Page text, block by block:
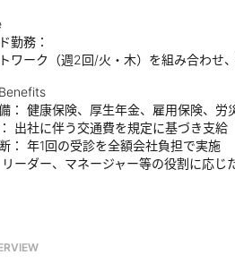
勤務：
ワーク（週2回/火・木）を組み合わせ
： 健康保険、厚生年金、雇用保険、労
出社に伴う交通費を規定に基づき支給
： 年1回の受診を全額会社負担で実施
リーダー、マネージャー等の役割に応じ